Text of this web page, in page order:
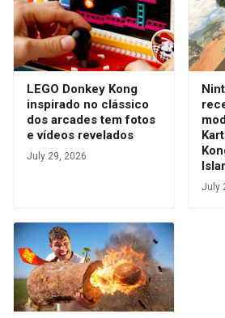
LEGO Donkey Kong
inspirado no clássico
dos arcades tem fotos
e vídeos revelados
July 29, 2026
July